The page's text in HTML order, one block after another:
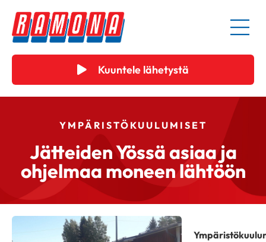
Kuuntele lähetystä
YMPÄRISTÖKUULUMISET
Jätteiden Yössä asiaa ja
ohjelmaa moneen lähtöön